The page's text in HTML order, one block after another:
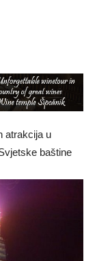
atrakcija u
baštine